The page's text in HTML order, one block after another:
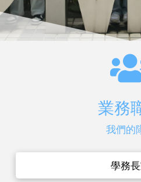
業務
我們的
學務